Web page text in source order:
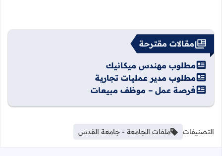
مقالات مقترحة
مطلوب مهندس ميكانيك
مطلوب مدير عمليات تجارية
فرصة عمل – موظف مبيعات
التصنيفات ملفات الجامعة - جامعة القدس